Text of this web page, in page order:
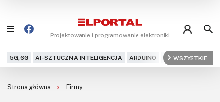
Projektowanie i programowanie elektroniki
5G,6G AI-SZTUCZNA INTELIGENCJA ARDUINO ARM AUDIO
WSZYSTKIE
Strona główna Firmy